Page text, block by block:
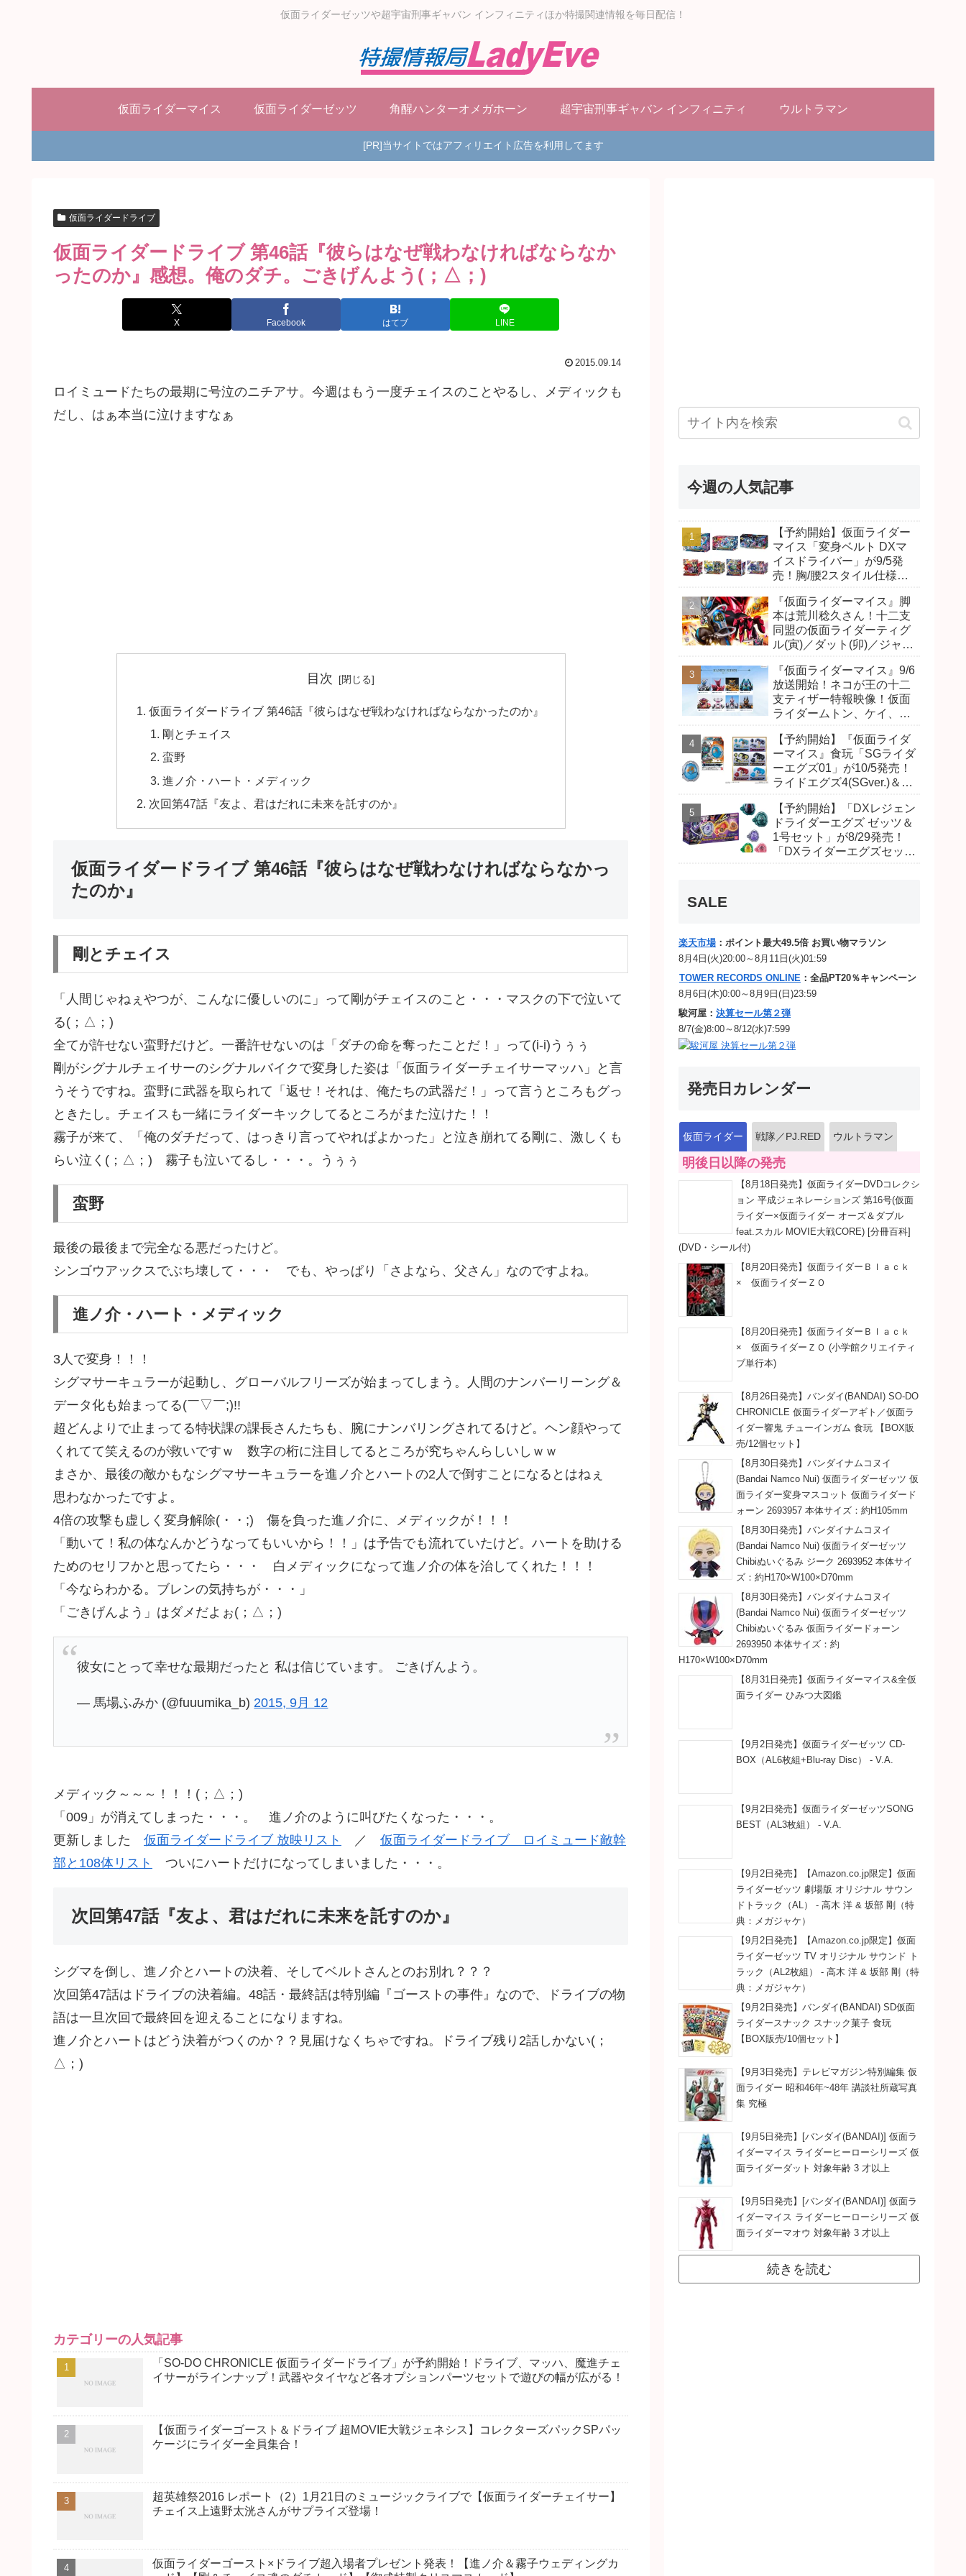
仮面ライダーゼッツや超宇宙刑事ギャバン インフィニティほか特撮関連情報を毎日配信！
仮面ライダーマイス 仮面ライダーゼッツ 角醒ハンターオメガホーン 超宇宙刑事ギャバン インフィニティ ウルトラマン
[PR]当サイトではアフィリエイト広告を利用してます
仮面ライダードライブ
仮面ライダードライブ 第46話『彼らはなぜ戦わなければならなか
ったのか』感想。俺のダチ。ごきげんよう(；△；)
X Facebook はてブ LINE
2015.09.14
ロイミュードたちの最期に号泣のニチアサ。今週はもう一度チェイスのことやるし、メディックも
だし、はぁ本当に泣けますなぁ
目次
仮面ライダードライブ 第46話『彼らはなぜ戦わなければならなかったのか』
剛とチェイス
蛮野
進ノ介・ハート・メディック
次回第47話『友よ、君はだれに未来を託すのか』
仮面ライダードライブ 第46話『彼らはなぜ戦わなければならなかっ
たのか』
剛とチェイス
「人間じゃねぇやつが、こんなに優しいのに」って剛がチェイスのこと・・・マスクの下で泣いて
る(；△；)
全てが許せない蛮野だけど。一番許せないのは「ダチの命を奪ったことだ！」って(i-i)うぅぅ
剛がシグナルチェイサーのシグナルバイクで変身した姿は「仮面ライダーチェイサーマッハ」と言
うそうですね。蛮野に武器を取られて「返せ！それは、俺たちの武器だ！」って言うところもグっ
ときたし。チェイスも一緒にライダーキックしてるところがまた泣けた！！
霧子が来て、「俺のダチだって、はっきり言ってやればよかった」と泣き崩れてる剛に、激しくも
らい泣く(；△；) 霧子も泣いてるし・・・。うぅぅ
蛮野
最後の最後まで完全なる悪だったけど。
シンゴウアックスでぶち壊して・・・ でも、やっぱり「さよなら、父さん」なのですよね。
進ノ介・ハート・メディック
3人で変身！！！
シグマサーキュラーが起動し、グローバルフリーズが始まってしまう。人間のナンバーリーング＆
データ化も始まってる(￣▽￣;)!!
超どんよりで止まってる特状課の課長さんたちも、腕にナンバリングされてるけど。ヘン顔やって
くれてて笑えるのが救いですｗ 数字の桁に注目してるところが究ちゃんらしいしｗｗ
まさか、最後の敵かもなシグマサーキュラーを進ノ介とハートの2人で倒すことになるとはねぇ
思わなかったですよ。
4倍の攻撃も虚しく変身解除(・・;) 傷を負った進ノ介に、メディックが！！！
「動いて！私の体なんかどうなってもいいから！！」は予告でも流れていたけど。ハートを助ける
ためのセリフかと思ってたら・・・ 白メディックになって進ノ介の体を治してくれた！！！
「今ならわかる。ブレンの気持ちが・・・」
「ごきげんよう」はダメだよぉ(；△；)
彼女にとって幸せな最期だったと 私は信じています。 ごきげんよう。
— 馬場ふみか (@fuuumika_b) 2015, 9月 12
メディック～～～！！！(；△；)
「009」が消えてしまった・・・。 進ノ介のように叫びたくなった・・・。
更新しました 仮面ライダードライブ 放映リスト ／ 仮面ライダードライブ ロイミュード敵幹
部と108体リスト
ついにハートだけになってしまいました・・・。
次回第47話『友よ、君はだれに未来を託すのか』
シグマを倒し、進ノ介とハートの決着、そしてベルトさんとのお別れ？？？
次回第47話はドライブの決着編。48話・最終話は特別編『ゴーストの事件』なので、ドライブの物
語は一旦次回で最終回を迎えることになりますね。
進ノ介とハートはどう決着がつくのか？？見届けなくちゃですね。ドライブ残り2話しかない(；
△；)
カテゴリーの人気記事
「SO-DO CHRONICLE 仮面ライダードライブ」が予約開始！ドライブ、マッハ、魔進チェ
イサーがラインナップ！武器やタイヤなど各オプションパーツセットで遊びの幅が広がる！
【仮面ライダーゴースト＆ドライブ 超MOVIE大戦ジェネシス】コレクターズパックSPパッ
ケージにライダー全員集合！
超英雄祭2016 レポート（2）1月21日のミュージックライブで【仮面ライダーチェイサー】
チェイス上遠野太洸さんがサプライズ登場！
仮面ライダーゴースト×ドライブ超入場者プレゼント発表！【進ノ介＆霧子ウェディングカ
今週の人気記事
【予約開始】仮面ライダー
マイス「変身ベルト DXマ
イスドライバー」が9/5発
売！胸/腰2スタイル仕様！
ッシュ、ジャオ/バイト、ケ
イ/ショットボーンバックル
も！
『仮面ライダーマイス』脚
本は荒川稔久さん！十二支
同盟の仮面ライダーティグ
ル(寅)／ダット(卯)／ジャオ
尾達臣のキャストが発表！
トリガーのアキト金子隼也
さんも変身！
『仮面ライダーマイス』9/6
放送開始！ネコが王の十二
支ティザー特報映像！仮面
ライダームトン、ケイ、ヴ
開！ライダーは子丑寅卯辰
巳午未申酉戌亥猫猫の14
人⁉
【予約開始】『仮面ライダ
ーマイス』食玩「SGライダ
ーエグズ01」が10/5発売！
ライドエグズ4(SGver.)＆ジ
ズ、カイザ、ギャレン、デ
ィエンドシードエグズ！
【予約開始】「DXレジェン
ドライダーエグズ ゼッツ＆
1号セット」が8/29発売！
「DXライダーエグズセッ
SALE
楽天市場 ：ポイント最大49.5倍 お買い物マラソン
8月4日(火)20:00～8月11日(火)01:59
TOWER RECORDS ONLINE ：全品PT20％キャンペーン
8月6日(木)0:00～8月9日(日)23:59
駿河屋： 決算セール第２弾
8/7(金)8:00～8/12(水)7:599
発売日カレンダー
仮面ライダー 戦隊／PJ.RED ウルトラマン
明後日以降の発売
【8月18日発売】仮面ライダーDVDコレクシ
ョン 平成ジェネレーションズ 第16号(仮面
ライダー×仮面ライダー オーズ＆ダブル
feat.スカル MOVIE大戦CORE) [分冊百科]
(DVD・シール付)
【8月20日発売】仮面ライダーＢｌａｃｋ
× 仮面ライダーＺＯ
【8月20日発売】仮面ライダーＢｌａｃｋ
× 仮面ライダーＺＯ (小学館クリエイティ
ブ単行本)
【8月26日発売】バンダイ(BANDAI) SO-DO
CHRONICLE 仮面ライダーアギト／仮面ラ
イダー響鬼 チューインガム 食玩 【BOX販
売/12個セット】
【8月30日発売】バンダイナムコヌイ
(Bandai Namco Nui) 仮面ライダーゼッツ 仮
面ライダー変身マスコット 仮面ライダード
ォーン 2693957 本体サイズ：約H105mm
【8月30日発売】バンダイナムコヌイ
(Bandai Namco Nui) 仮面ライダーゼッツ
Chibiぬいぐるみ ジーク 2693952 本体サイ
ズ：約H170×W100×D70mm
【8月30日発売】バンダイナムコヌイ
(Bandai Namco Nui) 仮面ライダーゼッツ
Chibiぬいぐるみ 仮面ライダードォーン
2693950 本体サイズ：約
H170×W100×D70mm
【8月31日発売】仮面ライダーマイス&全仮
面ライダー ひみつ大図鑑
【9月2日発売】仮面ライダーゼッツ CD-
BOX（AL6枚組+Blu-ray Disc） - V.A.
【9月2日発売】仮面ライダーゼッツSONG
BEST（AL3枚組） - V.A.
【9月2日発売】【Amazon.co.jp限定】仮面
ライダーゼッツ 劇場版 オリジナル サウン
ドトラック（AL） - 高木 洋 & 坂部 剛（特
典：メガジャケ）
【9月2日発売】【Amazon.co.jp限定】仮面
ライダーゼッツ TV オリジナル サウンド ト
ラック（AL2枚組） - 高木 洋 & 坂部 剛（特
典：メガジャケ）
【9月2日発売】バンダイ(BANDAI) SD仮面
ライダースナック スナック菓子 食玩
【BOX販売/10個セット】
【9月3日発売】テレビマガジン特別編集 仮
面ライダー 昭和46年~48年 講談社所蔵写真
集 究極
【9月5日発売】[バンダイ(BANDAI)] 仮面ラ
イダーマイス ライダーヒーローシリーズ 仮
面ライダーダット 対象年齢 3 才以上
【9月5日発売】[バンダイ(BANDAI)] 仮面ラ
イダーマイス ライダーヒーローシリーズ 仮
面ライダーマオウ 対象年齢 3 才以上
続きを読む